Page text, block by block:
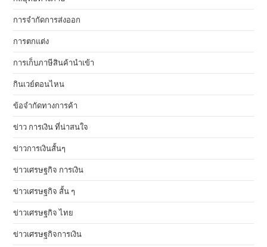
การจำกัดการส่งออก
การตกแต่ง
การเก็บภาษีสินค้านำเข้า
กินเวย์ตอนไหน
ข้อจำกัดทางการค้า
ข่าว การเงิน ที่น่าสนใจ
ข่าวการเงินสั้นๆ
ข่าวเศรษฐกิจ การเงิน
ข่าวเศรษฐกิจ สั้น ๆ
ข่าวเศรษฐกิจ ไทย
ข่าวเศรษฐกิจการเงิน